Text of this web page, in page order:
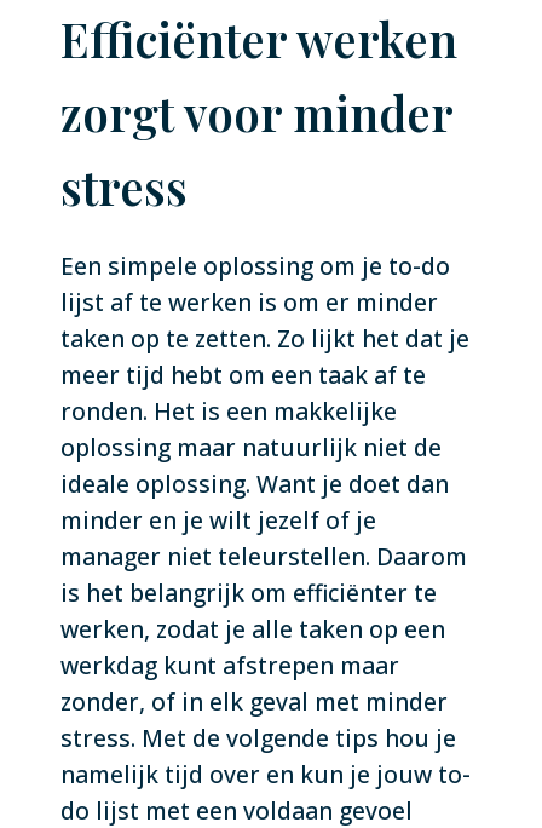
Efficiënter werken
zorgt voor minder
stress
Een simpele oplossing om je to-do
lijst af te werken is om er minder
taken op te zetten. Zo lijkt het dat je
meer tijd hebt om een taak af te
ronden. Het is een makkelijke
oplossing maar natuurlijk niet de
ideale oplossing. Want je doet dan
minder en je wilt jezelf of je
manager niet teleurstellen. Daarom
is het belangrijk om efficiënter te
werken, zodat je alle taken op een
werkdag kunt afstrepen maar
zonder, of in elk geval met minder
stress. Met de volgende tips hou je
namelijk tijd over en kun je jouw to-
do lijst met een voldaan gevoel